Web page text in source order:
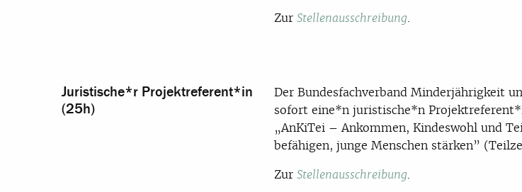
Zur Stellenausschreibung.
Juristische*r Projektreferent*in
(25h)
Der Bundesfachverband Minderjährigkeit
sofort eine*n juristische*n
„AnKiTei – Ankommen, Kindeswohl und
befähigen, junge Menschen stärken”
Zur Stellenausschreibung.